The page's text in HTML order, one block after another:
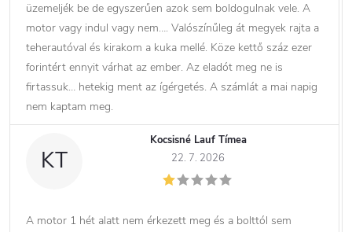
üzemeljék be de egyszerűen azok sem boldogulnak vele. A
motor vagy indul vagy nem…. Valószínűleg át megyek rajta a
teherautóval és kirakom a kuka mellé. Köze kettő száz ezer
forintért ennyit várhat az ember. Az eladót meg ne is
firtassuk… hetekig ment az ígérgetés. A számlát a mai napig
nem kaptam meg.
KT
Kocsisné Lauf Tímea
22. 7. 2026
A motor 1 hét alatt nem érkezett meg és a bolttól sem